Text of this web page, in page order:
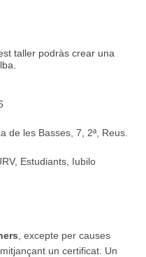
taller podràs crear una
de les Basses, 7, 2ª, Reus.
Estudiants, Iubilo
, excepte per causes
un certificat. Un